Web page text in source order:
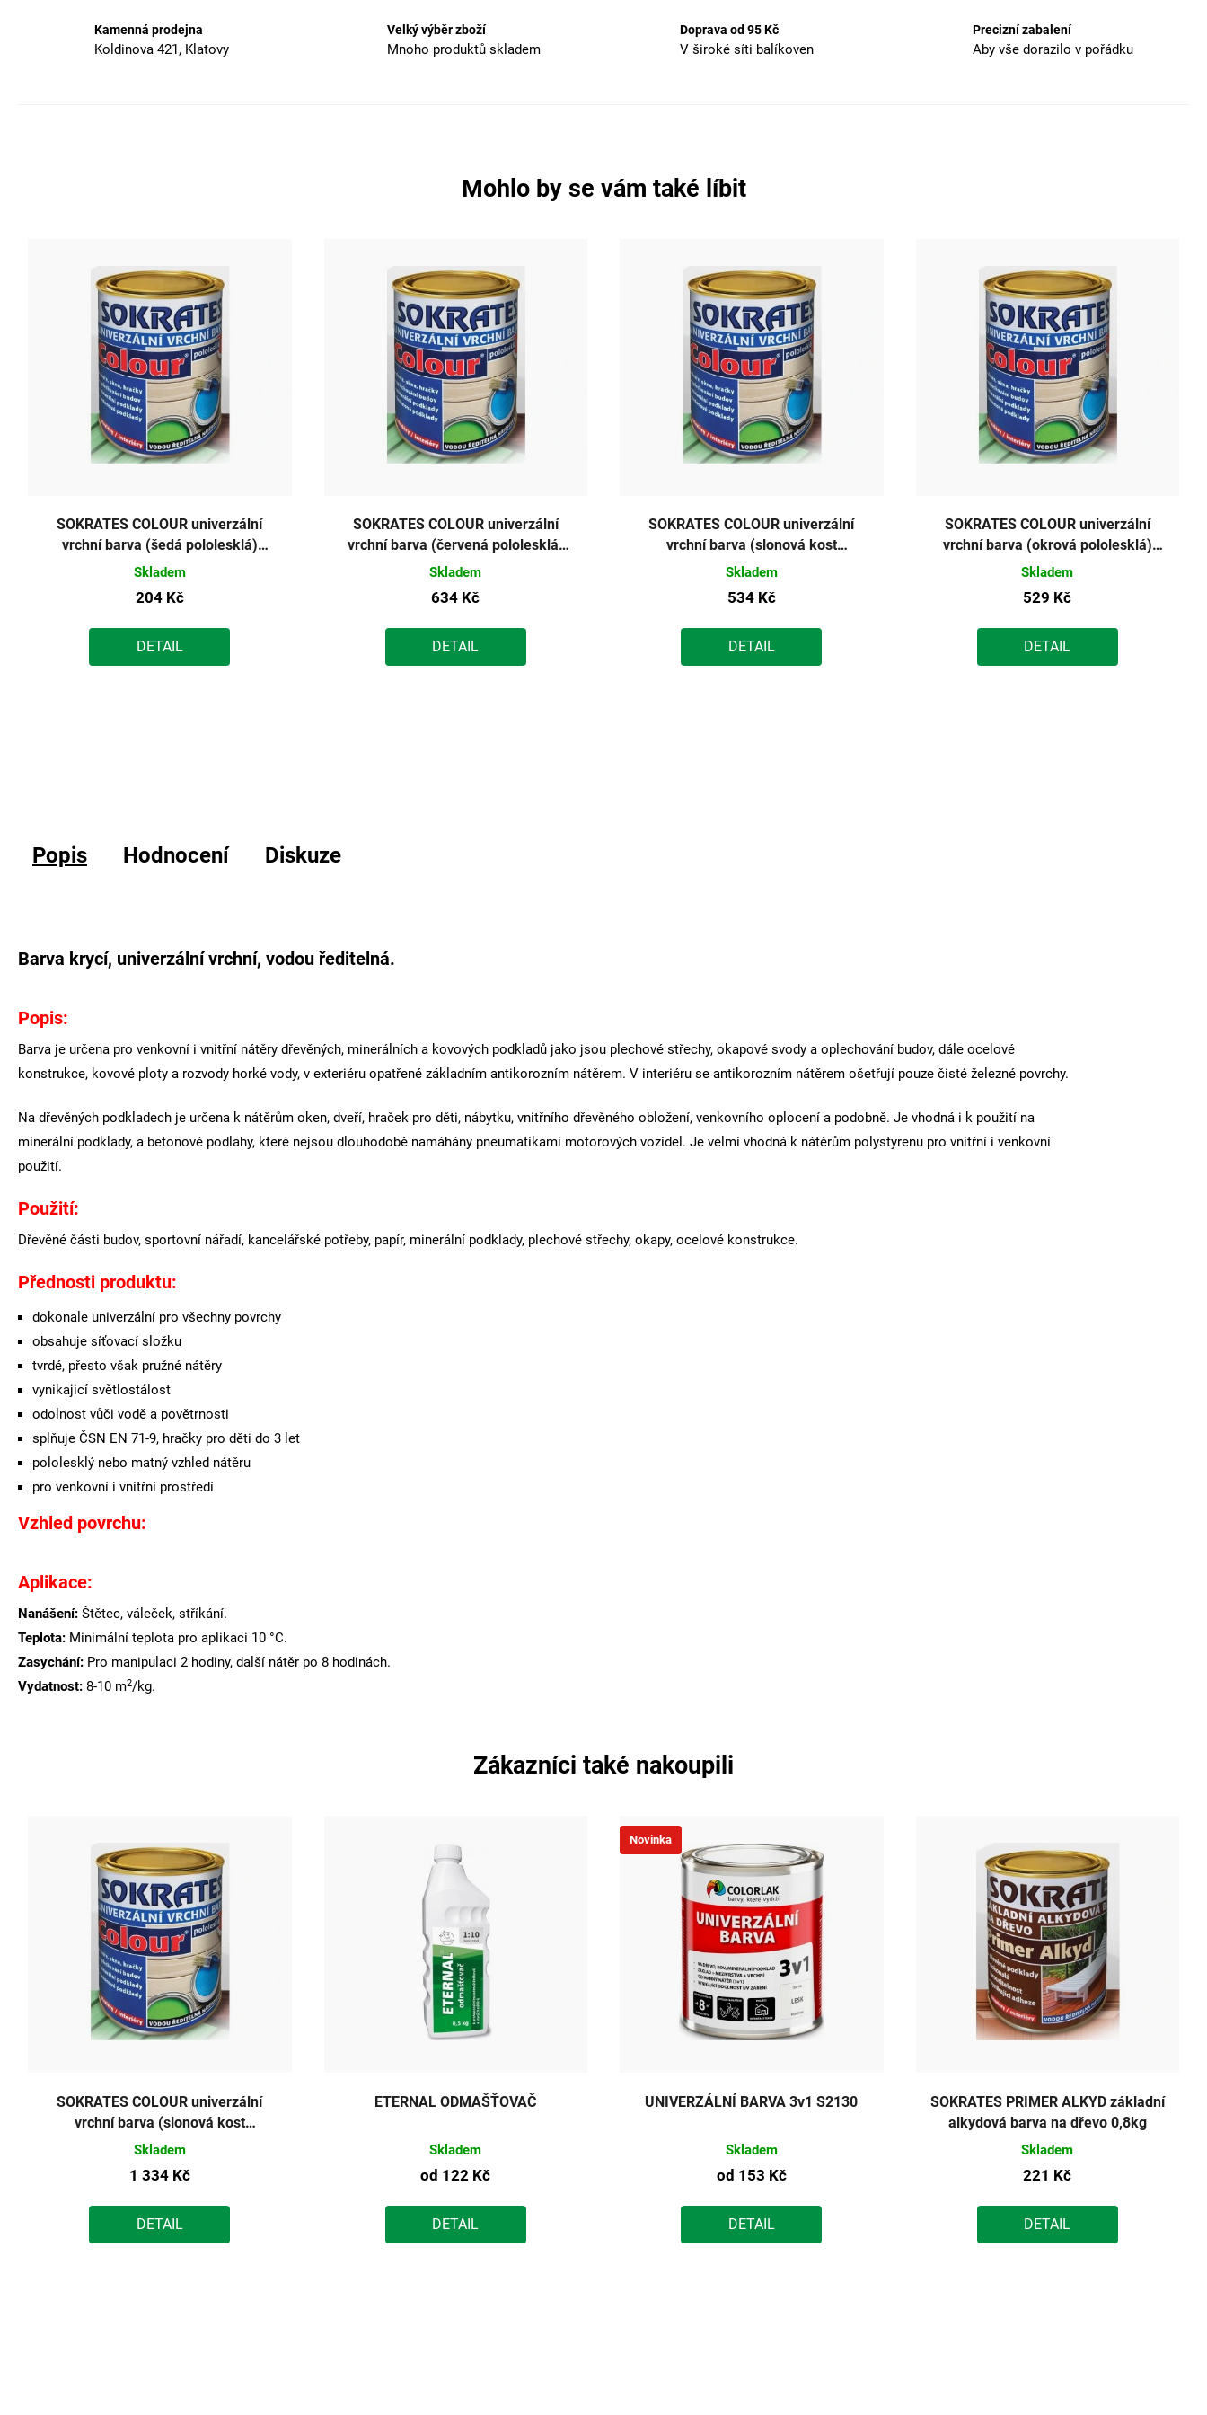
Kamenná prodejna
Koldinova 421, Klatovy
Velký výběr zboží
Mnoho produktů skladem
Doprava od 95 Kč
V široké síti balíkoven
Precizní zabalení
Aby vše dorazilo v pořádku
Mohlo by se vám také líbit
SOKRATES COLOUR univerzální
vrchní barva (šedá pololesklá)
0,7kg
Skladem
204 Kč
DETAIL
SOKRATES COLOUR univerzální
vrchní barva (červená pololesklá)
2kg
Skladem
634 Kč
DETAIL
SOKRATES COLOUR univerzální
vrchní barva (slonová kost
pololesklá) 2kg
Skladem
534 Kč
DETAIL
SOKRATES COLOUR univerzální
vrchní barva (okrová pololesklá)
2kg
Skladem
529 Kč
DETAIL
Popis Hodnocení Diskuze
Barva krycí, univerzální vrchní, vodou ředitelná.
Popis:
Barva je určena pro venkovní i vnitřní nátěry dřevěných, minerálních a kovových podkladů jako jsou plechové střechy, okapové svody a oplechování budov, dále ocelové
konstrukce, kovové ploty a rozvody horké vody, v exteriéru opatřené základním antikorozním nátěrem. V interiéru se antikorozním nátěrem ošetřují pouze čisté železné povrchy.
Na dřevěných podkladech je určena k nátěrům oken, dveří, hraček pro děti, nábytku, vnitřního dřevěného obložení, venkovního oplocení a podobně. Je vhodná i k použití na
minerální podklady, a betonové podlahy, které nejsou dlouhodobě namáhány pneumatikami motorových vozidel. Je velmi vhodná k nátěrům polystyrenu pro vnitřní i venkovní
použití.
Použití:
Dřevěné části budov, sportovní nářadí, kancelářské potřeby, papír, minerální podklady, plechové střechy, okapy, ocelové konstrukce.
Přednosti produktu:
dokonale univerzální pro všechny povrchy
obsahuje síťovací složku
tvrdé, přesto však pružné nátěry
vynikajicí světlostálost
odolnost vůči vodě a povětrnosti
splňuje ČSN EN 71-9, hračky pro děti do 3 let
pololesklý nebo matný vzhled nátěru
pro venkovní i vnitřní prostředí
Vzhled povrchu:
Aplikace:
Nanášení: Štětec, váleček, stříkání.
Teplota: Minimální teplota pro aplikaci 10 °C.
Zasychání: Pro manipulaci 2 hodiny, další nátěr po 8 hodinách.
Vydatnost: 8-10 m2/kg.
Zákazníci také nakoupili
SOKRATES COLOUR univerzální
vrchní barva (slonová kost
pololesklá) 5kg
Skladem
1 334 Kč
DETAIL
ETERNAL ODMAŠŤOVAČ
Skladem
od 122 Kč
DETAIL
Novinka
UNIVERZÁLNÍ BARVA 3v1 S2130
Skladem
od 153 Kč
DETAIL
SOKRATES PRIMER ALKYD základní
alkydová barva na dřevo 0,8kg
Skladem
221 Kč
DETAIL